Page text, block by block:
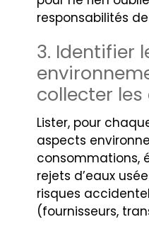
responsabilités
3. Identifier
collecter les
Lister, pour
aspects
consommations,
rejets d’eaux
risques
(fournisseurs,